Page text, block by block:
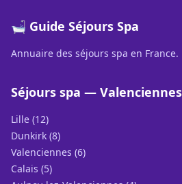
🛁 Guide Séjours Spa
Annuaire des séjours spa en France.
Séjours spa — Valenciennes
Lille (12)
Dunkirk (8)
Valenciennes (6)
Calais (5)